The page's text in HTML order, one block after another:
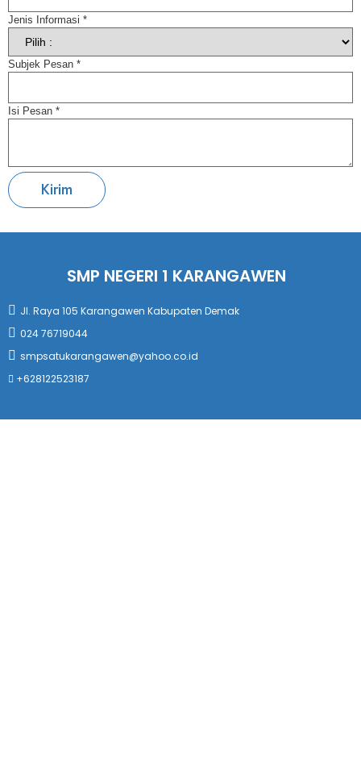
Jenis Informasi *
Subjek Pesan *
Isi Pesan *
Kirim
SMP NEGERI 1 KARANGAWEN
Jl. Raya 105 Karangawen Kabupaten Demak
024 76719044
smpsatukarangawen@yahoo.co.id
+628122523187